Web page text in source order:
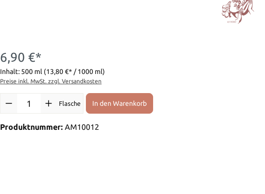
6,90 €*
Inhalt: 500 ml (13,80 €* / 1000 ml)
Preise inkl. MwSt. zzgl. Versandkosten
Produkt Anzahl: Gib den gewünschten Wert ein oder benutze die
Flasche In den Warenkorb
Produktnummer: AM10012